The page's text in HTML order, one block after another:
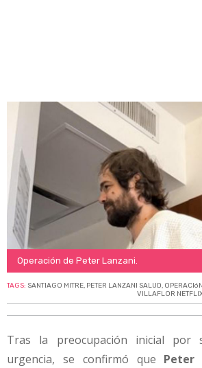
Operación de Peter Lanzani.
TAGS: SANTIAGO MITRE, PETER LANZANI SALUD,
VILLAFLOR
Tras la preocupación inicial por
urgencia, se confirmó que Peter